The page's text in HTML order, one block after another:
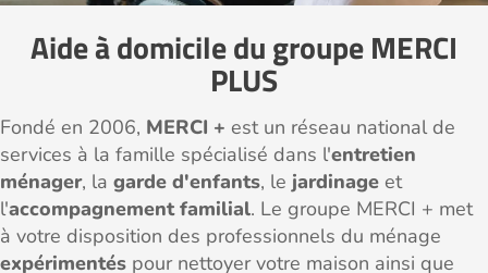
Aide à domicile du groupe MERCI
PLUS
Fondé en 2006, MERCI + est un réseau national de
services à la famille spécialisé dans l'entretien
ménager, la garde d'enfants, le jardinage et
l'accompagnement familial. Le groupe MERCI + met
à votre disposition des professionnels du ménage
expérimentés pour nettoyer votre maison ainsi que